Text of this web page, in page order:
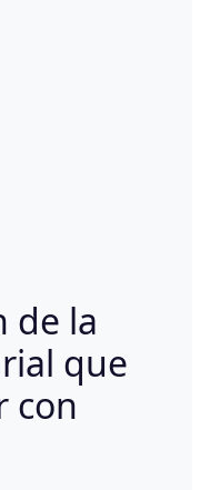
de la
que
con